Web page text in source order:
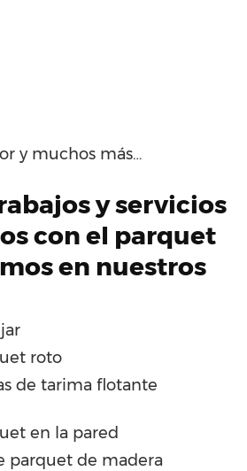
y muchos más…
y servicios
con el parquet
en nuestros
roto
de tarima flotante
en la pared
parquet de madera